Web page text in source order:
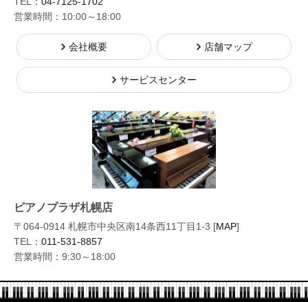
営業時間：10:00～18:00
会社概要 店舗マップ
サービスセンター
ピアノプラザ札幌店
〒064-0914 札幌市中央区南14条西11丁目1-3 [MAP]
TEL： 011-531-8857
営業時間：9:30～18:00